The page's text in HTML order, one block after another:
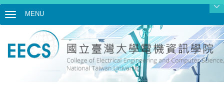
MENU